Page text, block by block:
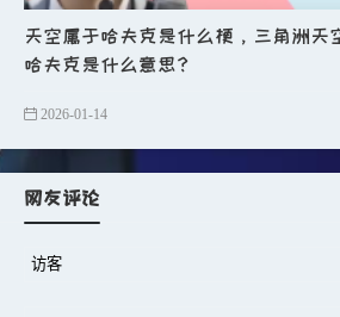
n返回房间检查未拾
n地板上会刷新护甲
n
完成后上楼进入高
l变电站一号位跑法
n
天空属于哈夫克是什么梗，三角洲天
哈夫克是什么意思？
2026-01-14
网友评论